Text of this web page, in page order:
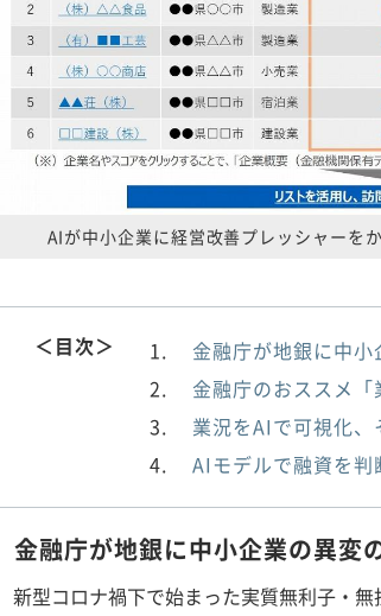
AIが中小企業に経営改善プレッシャーを
＜目次＞
金融庁が地銀に中
金融庁のおススメ「
業況をAIで可視化、
AIモデルで融資を判
金融庁が地銀に中小企業の異変
新型コロナ禍下で始まった実質無利子・